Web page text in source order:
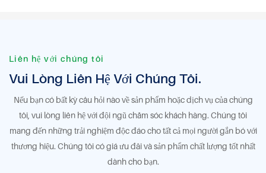
Liên hệ với chúng tôi
Vui Lòng Liên Hệ Với Chúng Tôi.
Nếu bạn có bất kỳ câu hỏi nào về sản phẩm hoặc dịch vụ của chúng
tôi, vui lòng liên hệ với đội ngũ chăm sóc khách hàng. Chúng tôi
mang đến những trải nghiệm độc đáo cho tất cả mọi người gắn bó với
thương hiệu. Chúng tôi có giá ưu đãi và sản phẩm chất lượng tốt nhất
dành cho bạn.